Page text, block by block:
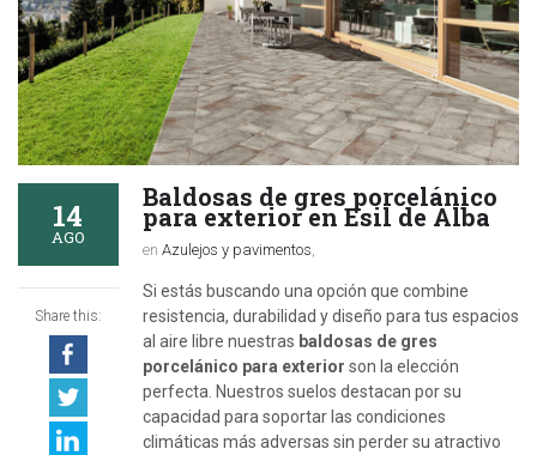
14
AGO
Share this:
Baldosas de gres porcelánico
para exterior en Esil de Alba
en Azulejos y pavimentos
Si estás buscando una opción que combine
resistencia, durabilidad y diseño para tus espacios
al aire libre nuestras baldosas de gres
porcelánico para exterior son la elección
perfecta. Nuestros suelos destacan por su
capacidad para soportar las condiciones
climáticas más adversas sin perder su atractivo